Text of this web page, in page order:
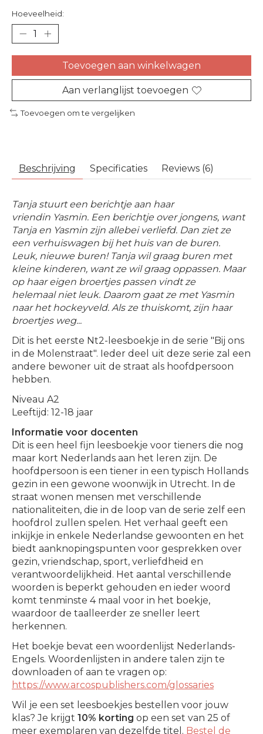
Hoeveelheid:
Toevoegen aan winkelwagen
Aan verlanglijst toevoegen
Toevoegen om te vergelijken
Beschrijving Specificaties Reviews (6)
Tanja stuurt een berichtje aan haar
vriendin Yasmin. Een berichtje over jongens, want
Tanja en Yasmin zijn allebei verliefd. Dan ziet ze
een verhuiswagen bij het huis van de buren.
Leuk, nieuwe buren! Tanja wil graag buren met
kleine kinderen, want ze wil graag oppassen. Maar
op haar eigen broertjes passen vindt ze
helemaal niet leuk. Daarom gaat ze met Yasmin
naar het hockeyveld. Als ze thuiskomt, zijn haar
broertjes weg...
Dit is het eerste Nt2-leesboekje in de serie "Bij ons
in de Molenstraat". Ieder deel uit deze serie zal een
andere bewoner uit de straat als hoofdpersoon
hebben.
Niveau A2
Leeftijd: 12-18 jaar
Informatie voor docenten
Dit is een heel fijn leesboekje voor tieners die nog
maar kort Nederlands aan het leren zijn. De
hoofdpersoon is een tiener in een typisch Hollands
gezin in een gewone woonwijk in Utrecht. In de
straat wonen mensen met verschillende
nationaliteiten, die in de loop van de serie zelf een
hoofdrol zullen spelen. Het verhaal geeft een
inkijkje in enkele Nederlandse gewoonten en het
biedt aanknopingspunten voor gesprekken over
gezin, vriendschap, sport, verliefdheid en
verantwoordelijkheid. Het aantal verschillende
woorden is beperkt gehouden en ieder woord
komt tenminste 4 maal voor in het boekje,
waardoor de taalleerder ze sneller leert
herkennen.
Het boekje bevat een woordenlijst Nederlands-
Engels. Woordenlijsten in andere talen zijn te
downloaden of aan te vragen op:
https://www.arcospublishers.com/glossaries
Wil je een set leesboekjes bestellen voor jouw
klas? Je krijgt 10% korting op een set van 25 of
meer exemplaren van dezelfde titel. Bestel de